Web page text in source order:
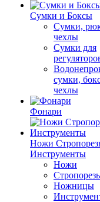
Сумки и Боксы
Сумки,
чехлы
Сумки для
сумки,
чехлы
Фонари
Ножи
Инструменты
Ножи
Ножницы